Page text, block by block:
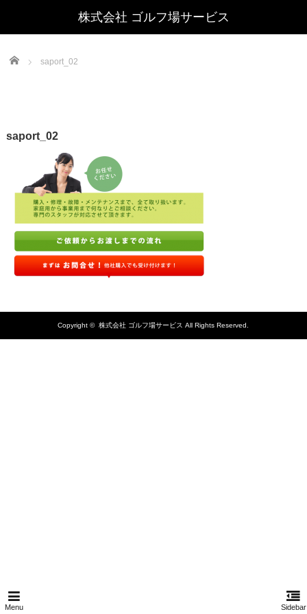
Menu Sidebar
Home saport_02
saport_02
Copyright ©株式会社 ゴルフ場サービス All Rights Reserved.